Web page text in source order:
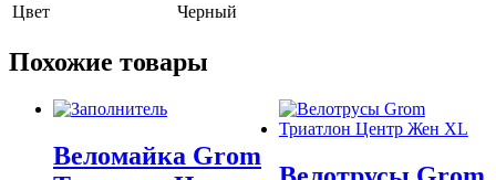
Цвет
Черный
Похожие товары
Веломайка Grom